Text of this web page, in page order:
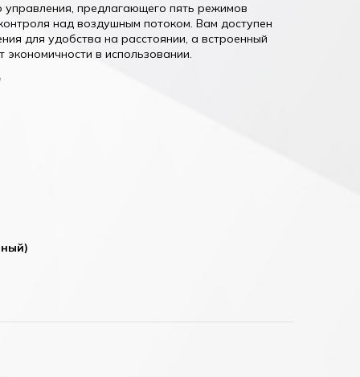
управления, предлагающего пять режимов
над воздушным потоком. Вам доступен
для удобства на расстоянии, а встроенный
в использовании.